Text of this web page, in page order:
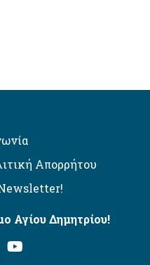
Απορρήτου
Αγίου Δημητρίου!